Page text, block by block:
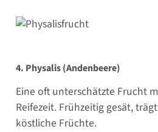
4. Physalis (Andenbeere)
Eine oft unterschätzte Frucht
Reifezeit. Frühzeitig gesät,
köstliche Früchte.